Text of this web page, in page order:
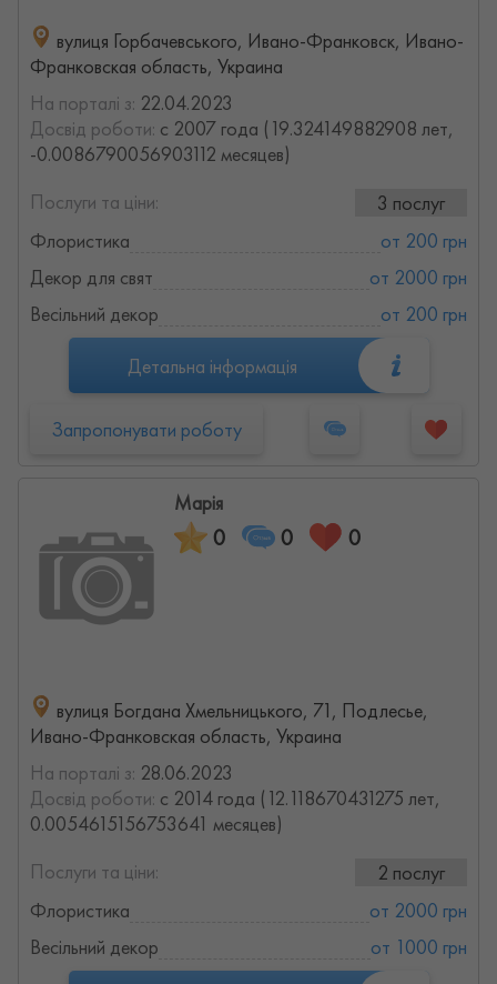
вулиця Горбачевського, Ивано-Франковск, Ивано-
Франковская область, Украина
На порталі з: 22.04.2023
Досвід роботи: с 2007 года (19.324149882908 лет,
-0.0086790056903112 месяцев)
Послуги та ціни:
3 послуг
Флористика
от 200 грн
Декор для свят
от 2000 грн
Весільний декор
от 200 грн
Детальна інформація
Запропонувати роботу
Марія
0 0 0
вулиця Богдана Хмельницького, 71, Подлесье,
Ивано-Франковская область, Украина
На порталі з: 28.06.2023
Досвід роботи: с 2014 года (12.118670431275 лет,
0.0054615156753641 месяцев)
Послуги та ціни:
2 послуг
Флористика
от 2000 грн
Весільний декор
от 1000 грн